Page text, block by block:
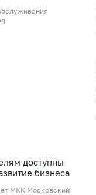
доступны
бизнеса
МКК Московский